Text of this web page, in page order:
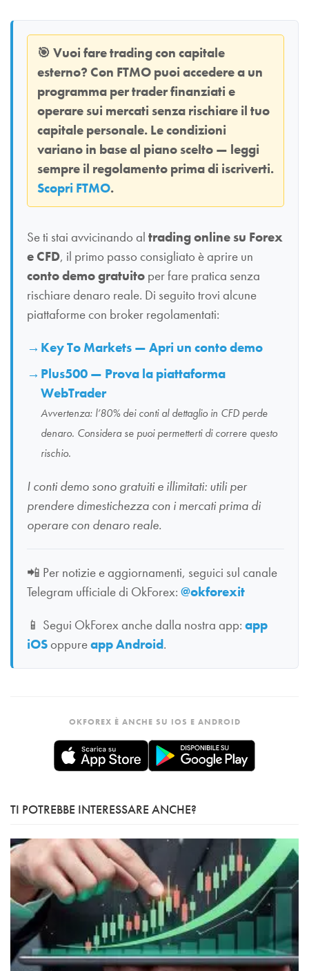
🎯 Vuoi fare trading con capitale
esterno? Con FTMO puoi accedere a un
programma per trader finanziati e
operare sui mercati senza rischiare il tuo
capitale personale. Le condizioni
variano in base al piano scelto — leggi
sempre il regolamento prima di iscriverti.
Scopri FTMO.
Se ti stai avvicinando al trading online su Forex
e CFD, il primo passo consigliato è aprire un
conto demo gratuito per fare pratica senza
rischiare denaro reale. Di seguito trovi alcune
piattaforme con broker regolamentati:
Key To Markets — Apri un conto demo
Plus500 — Prova la piattaforma
WebTrader
Avvertenza: l’80% dei conti al dettaglio in CFD perde
denaro. Considera se puoi permetterti di correre questo
rischio.
I conti demo sono gratuiti e illimitati: utili per
prendere dimestichezza con i mercati prima di
operare con denaro reale.
📲 Per notizie e aggiornamenti, seguici sul canale
Telegram ufficiale di OkForex: @okforexit
📱 Segui OkForex anche dalla nostra app: app
iOSoppureapp Android.
OKFOREX È ANCHE SU IOS E ANDROID
TI POTREBBE INTERESSARE ANCHE?